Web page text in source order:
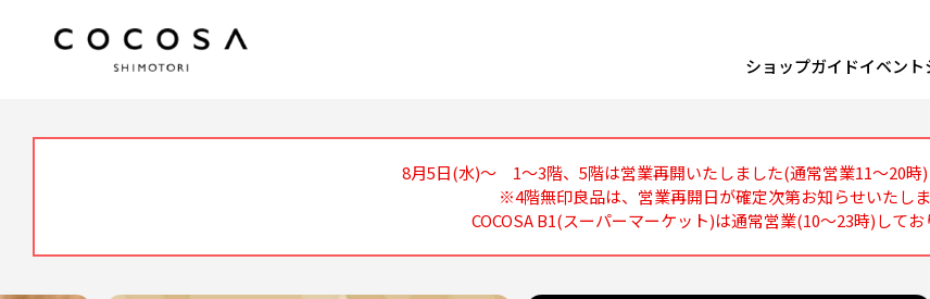
ショップガイドイベント
8月5日(水)～ 1～3階、5階は営業再開いたしました(通常営業11～20
※4階無印良品は、営業再開日が確定次第お知らせいたしま
COCOSA B1(スーパーマーケット)は通常営業(10～23時)してお